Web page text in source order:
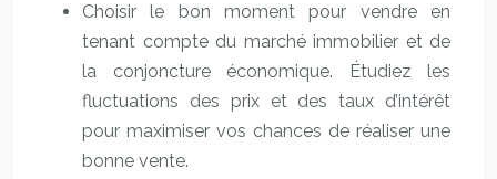
Choisir le bon moment pour vendre en
tenant compte du marché immobilier et de
la conjoncture économique. Étudiez les
fluctuations des prix et des taux d’intérêt
pour maximiser vos chances de réaliser une
bonne vente.